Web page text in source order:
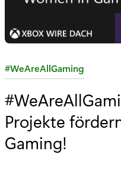
K
t
e
g
o
#WeAreAllGaming
Projekte
Gaming!